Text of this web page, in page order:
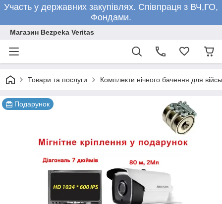
Участь у державних закупівлях. Співпраця з ВЧ,ГО,
Фондами.
Магазин Bezpeka Veritas
Товари та послуги Комплекти нічного бачення для
Подарунок